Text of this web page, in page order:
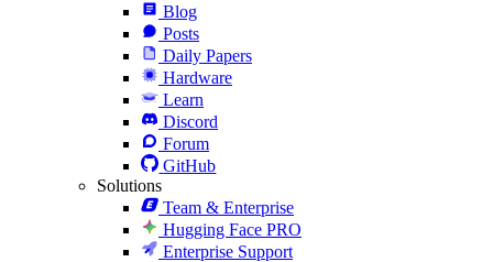
Blog
Posts
Daily Papers
Hardware
Learn
Discord
Forum
GitHub
Solutions
Team & Enterprise
Hugging Face PRO
Enterprise Support